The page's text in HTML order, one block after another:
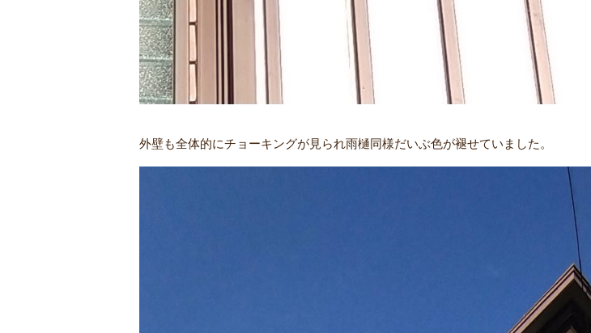
外壁も全体的にチョーキングが見られ雨樋同様だいぶ色が褪せていました。